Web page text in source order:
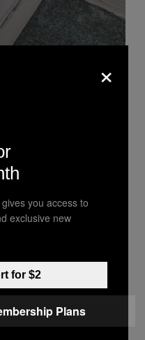
dalla
casa non
sé secondo un
pornostar
×
you access to
exclusive new
for $2
Plans